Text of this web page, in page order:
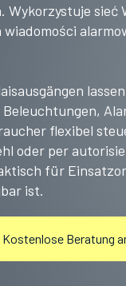
Wykorzystuje sieć
wiadomości
flexibel
oder per
für
ist.
Kostenlose Beratung